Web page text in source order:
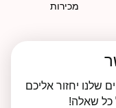
מכירות
יחזור אליכם
שאלה!